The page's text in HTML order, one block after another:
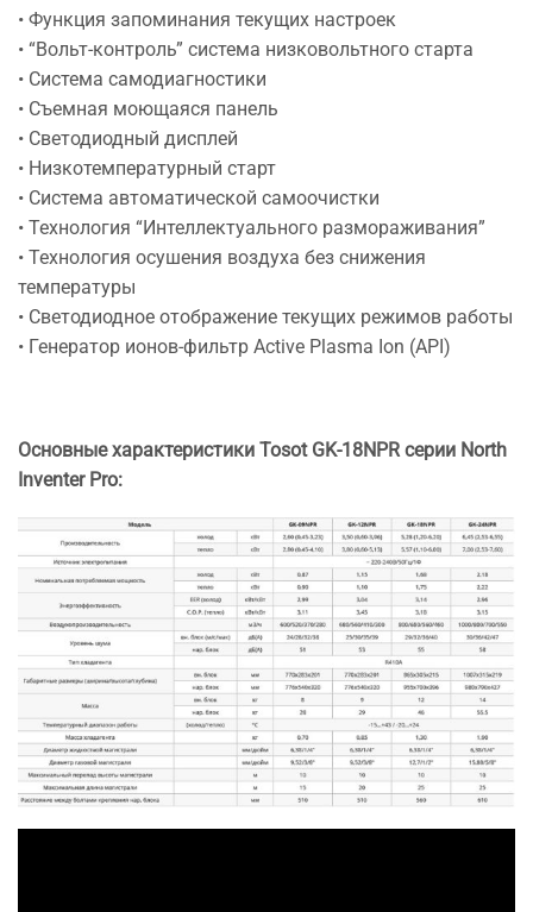
• Функция запоминания текущих настроек
• “Вольт-контроль” система низковольтного старта
• Система самодиагностики
• Съемная моющаяся панель
• Светодиодный дисплей
• Низкотемпературный старт
• Система автоматической самоочистки
• Технология “Интеллектуального размораживания”
• Технология осушения воздуха без снижения
температуры
• Светодиодное отображение текущих режимов работы
• Генератор ионов-фильтр Active Plasma Ion (API)
Основные характеристики Tosot GK-18NPR серии North
Inventer Pro: